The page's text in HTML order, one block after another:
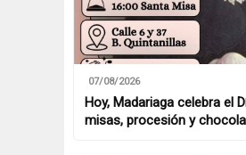
07/08/2026
Hoy, Madariaga celebra el
misas, procesión y